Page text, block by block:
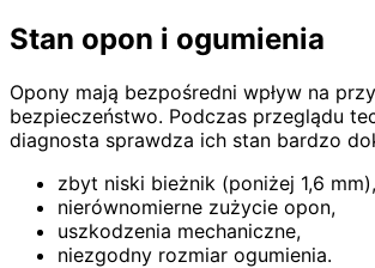
Stan opon i ogumienia
Opony mają bezpośredni wpływ na
bezpieczeństwo. Podczas przeglądu
diagnosta sprawdza ich stan bardzo
zbyt niski bieżnik (poniżej 1,6 mm),
nierównomierne zużycie opon,
uszkodzenia mechaniczne,
niezgodny rozmiar ogumienia.